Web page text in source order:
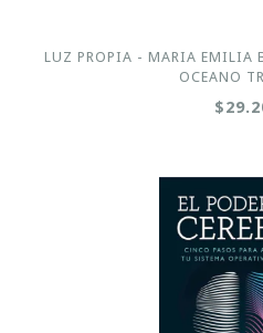
LUZ PROPIA - MARIA EMILIA
OCEANO